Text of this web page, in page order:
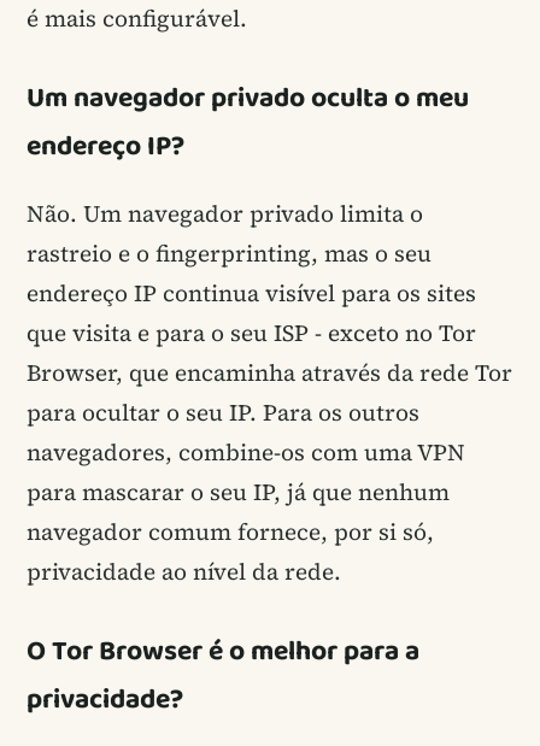
é mais configurável.
Um navegador privado oculta o meu
endereço IP?
Não. Um navegador privado limita o
rastreio e o fingerprinting, mas o seu
endereço IP continua visível para os sites
que visita e para o seu ISP - exceto no Tor
Browser, que encaminha através da rede Tor
para ocultar o seu IP. Para os outros
navegadores, combine-os com uma VPN
para mascarar o seu IP, já que nenhum
navegador comum fornece, por si só,
privacidade ao nível da rede.
O Tor Browser é o melhor para a
privacidade?